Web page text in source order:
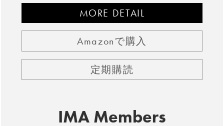
MORE DETAIL
Amazonで購入
定期購読
IMA Members